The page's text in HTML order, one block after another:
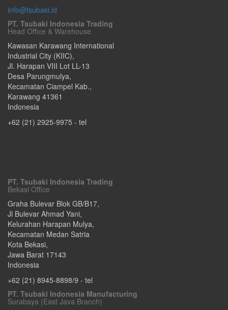
info@tsubaki.id
PT. Tsubaki Indonesia Trading
Head Office & Warehouse
Kawasan Karawang International
Industrial City (KIIC),
Jl. Harapan VIII Lot LL-13
Desa Parungmulya,
Kecamatan Ciampel Kab.,
Karawang 41361
Indonesia
+62 (21) 2925-9975 - tel
PT. Tsubaki Indonesia Trading
Bekasi Office
Graha Bulevar Blok GB/B17,
Jl Bulevar Ahmad Yani,
Kelurahan Harapan Mulya,
Kecamatan Medan Satria
Kota Bekasi,
Jawa Barat 17143
Indonesia
+62 (21) 8945-8898/9 - tel
PT. Tsubaki Indonesia Manufacturing
Surabaya (East Java Branch)